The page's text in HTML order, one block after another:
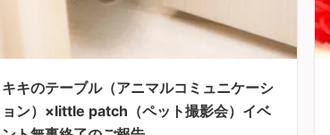
キキのテーブル（アニマルコミュニケーシ
ョン）×little patch（ペット撮影会）イベ